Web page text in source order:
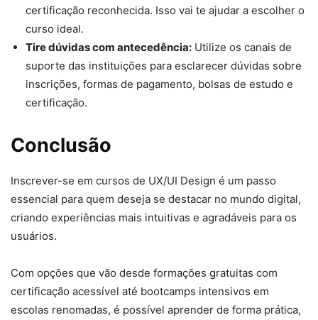
certificação reconhecida. Isso vai te ajudar a escolher o
curso ideal.
Tire dúvidas com antecedência: Utilize os canais de
suporte das instituições para esclarecer dúvidas sobre
inscrições, formas de pagamento, bolsas de estudo e
certificação.
Conclusão
Inscrever-se em cursos de UX/UI Design é um passo
essencial para quem deseja se destacar no mundo digital,
criando experiências mais intuitivas e agradáveis para os
usuários.
Com opções que vão desde formações gratuitas com
certificação acessível até bootcamps intensivos em
escolas renomadas, é possível aprender de forma prática,